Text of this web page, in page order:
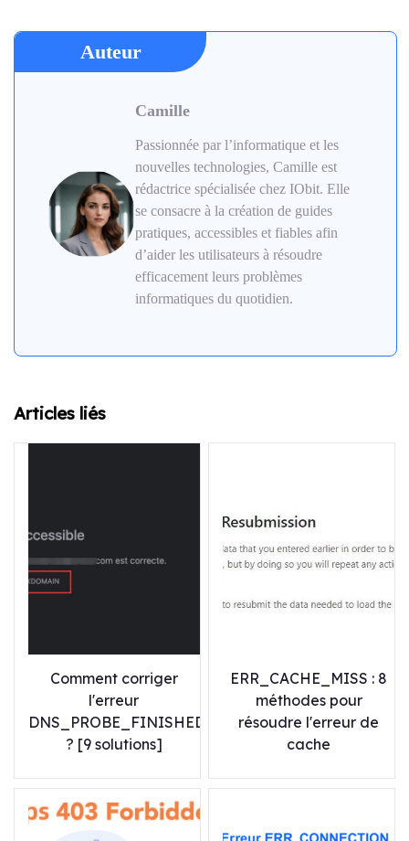
Auteur
Camille
Passionnée par l’informatique et les
nouvelles technologies, Camille est
rédactrice spécialisée chez IObit. Elle
se consacre à la création de guides
pratiques, accessibles et fiables afin
d’aider les utilisateurs à résoudre
efficacement leurs problèmes
informatiques du quotidien.
Articles liés
Comment corriger
l'erreur
DNS_PROBE_FINISHED_NXDOMAIN
? [9 solutions]
ERR_CACHE_MISS : 8
méthodes pour
résoudre l'erreur de
cache